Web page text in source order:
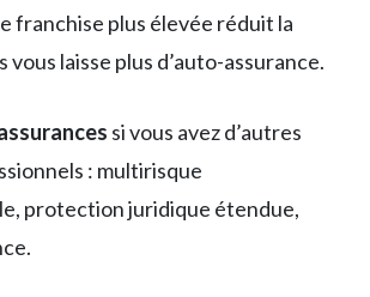
franchise plus élevée réduit la
vous laisse plus d’auto-assurance.
si vous avez d’autres
: multirisque
protection juridique étendue,